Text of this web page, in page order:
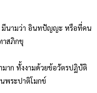
มีนามว่า อินทปัญญะ หรือที่คน
าสภิกขุ
มาก ทั้งงามด้วยข้อวัตรปฏิบัติ
พระปาติโมกข์